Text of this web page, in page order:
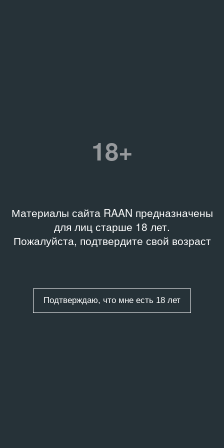
18+
Материалы сайта RAAN предназначены
для лиц старше 18 лет.
Пожалуйста, подтвердите свой возраст
Подтверждаю, что мне есть 18 лет